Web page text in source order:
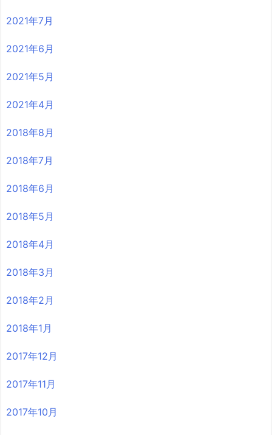
2021年7月
2021年6月
2021年5月
2021年4月
2018年8月
2018年7月
2018年6月
2018年5月
2018年4月
2018年3月
2018年2月
2018年1月
2017年12月
2017年11月
2017年10月